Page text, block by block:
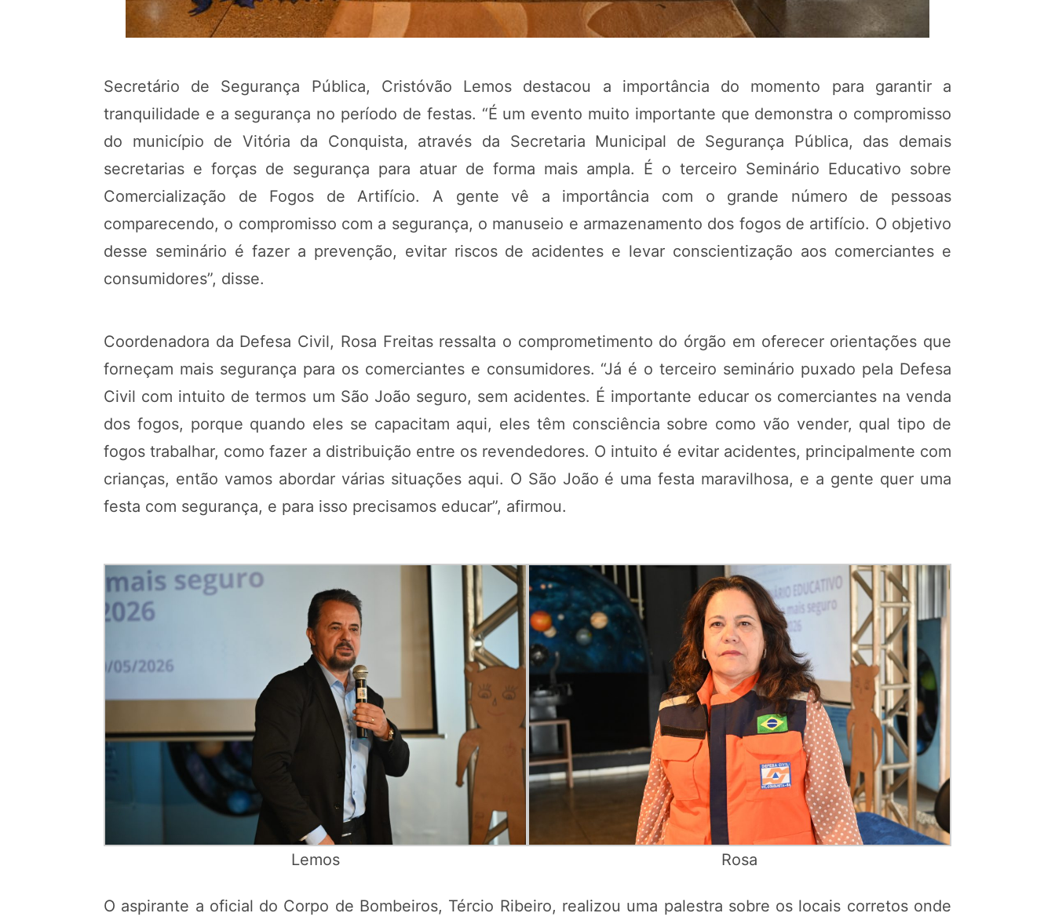
Secretário de Segurança Pública, Cristóvão Lemos destacou a importância do momento para garantir a
tranquilidade e a segurança no período de festas. “É um evento muito importante que demonstra o compromisso
do município de Vitória da Conquista, através da Secretaria Municipal de Segurança Pública, das demais
secretarias e forças de segurança para atuar de forma mais ampla. É o terceiro Seminário Educativo sobre
Comercialização de Fogos de Artifício. A gente vê a importância com o grande número de pessoas
comparecendo, o compromisso com a segurança, o manuseio e armazenamento dos fogos de artifício. O objetivo
desse seminário é fazer a prevenção, evitar riscos de acidentes e levar conscientização aos comerciantes e
consumidores”, disse.
Coordenadora da Defesa Civil, Rosa Freitas ressalta o comprometimento do órgão em oferecer orientações que
forneçam mais segurança para os comerciantes e consumidores. “Já é o terceiro seminário puxado pela Defesa
Civil com intuito de termos um São João seguro, sem acidentes. É importante educar os comerciantes na venda
dos fogos, porque quando eles se capacitam aqui, eles têm consciência sobre como vão vender, qual tipo de
fogos trabalhar, como fazer a distribuição entre os revendedores. O intuito é evitar acidentes, principalmente com
crianças, então vamos abordar várias situações aqui. O São João é uma festa maravilhosa, e a gente quer uma
festa com segurança, e para isso precisamos educar”, afirmou.
Lemos Rosa
O aspirante a oficial do Corpo de Bombeiros, Tércio Ribeiro, realizou uma palestra sobre os locais corretos onde